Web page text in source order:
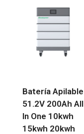
Batería Apilable
51.2V 200Ah All
In One 10kwh
15kwh 20kwh